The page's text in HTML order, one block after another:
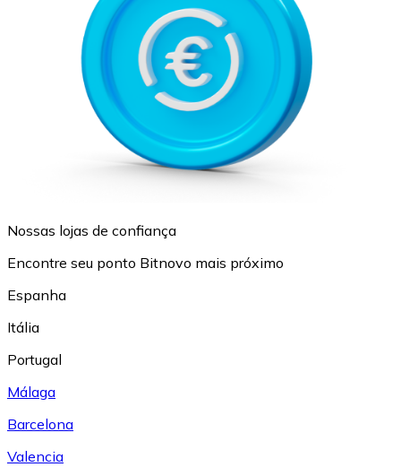
Nossas lojas de confiança
Encontre seu ponto Bitnovo mais próximo
Espanha
Itália
Portugal
Málaga
Barcelona
Valencia